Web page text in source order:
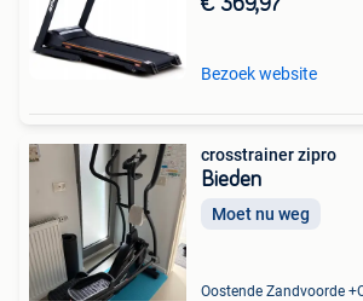
€ 369,97
Bezoek website
crosstrainer zipro
Bieden
Moet nu weg